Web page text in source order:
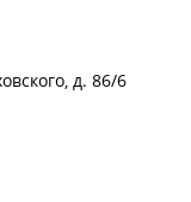
д. 86/6